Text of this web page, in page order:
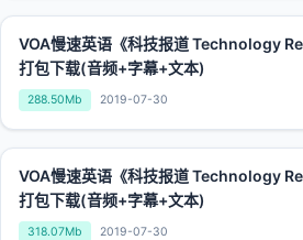
VOA慢速英语《科技报道 Technology
打包下载(音频+字幕+文本)
288.50Mb 2019-07-30
VOA慢速英语《科技报道 Technology
打包下载(音频+字幕+文本)
318.07Mb 2019-07-30